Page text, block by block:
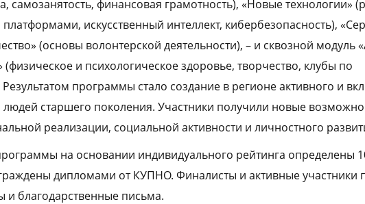
самозанятость, финансовая грамотность), «Новые технологии»
искусственный интеллект, кибербезопасность),
(основы волонтерской деятельности), – и сквозной модуль
(физическое и психологическое здоровье, творчество, клубы по
программы стало создание в регионе активного и
людей старшего поколения. Участники получили новые
реализации, социальной активности и личностного
на основании индивидуального рейтинга определены
дипломами от КУПНО. Финалисты и активные участники
и благодарственные письма.